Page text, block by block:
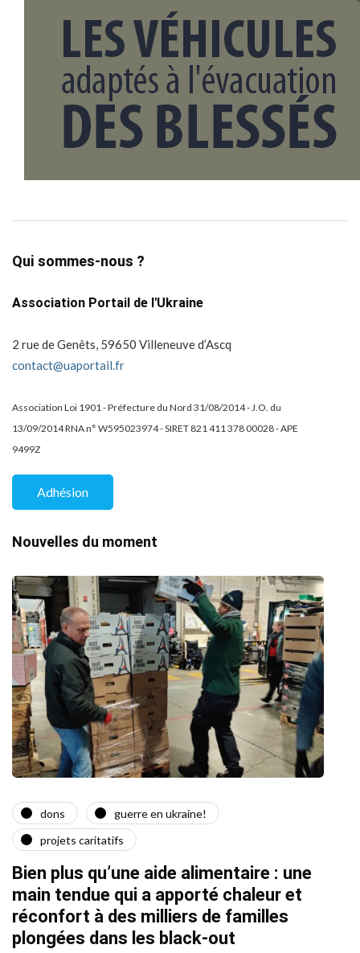
Qui sommes-nous ?
Association Portail de l'Ukraine
2 rue de Genêts, 59650 Villeneuve d’Ascq
contact@uaportail.fr
Association Loi 1901 - Préfecture du Nord 31/08/2014 - J.O. du
13/09/2014 RNA n° W595023974 - SIRET 821 411 378 00028 - APE
9499Z
Adhésion
Nouvelles du moment
dons
guerre en ukraine!
projets caritatifs
Bien plus qu’une aide alimentaire : une
main tendue qui a apporté chaleur et
réconfort à des milliers de familles
plongées dans les black-out